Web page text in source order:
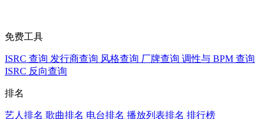
免费工具
ISRC 查询 发行商查询 风格查询 厂牌查询 调性与 BPM 查询
ISRC 反向查询
排名
艺人排名 歌曲排名 电台排名 播放列表排名 排行榜